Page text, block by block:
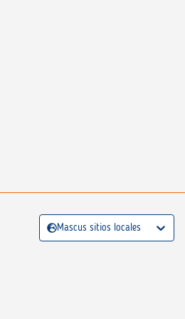
Mascus sitios locales